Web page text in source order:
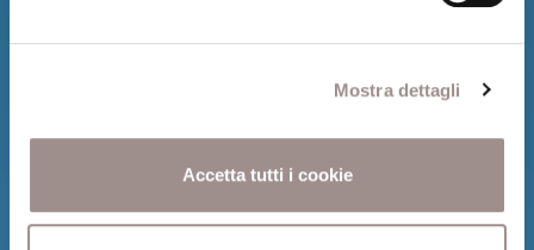
Mostra dettagli
Accetta tutti i cookie